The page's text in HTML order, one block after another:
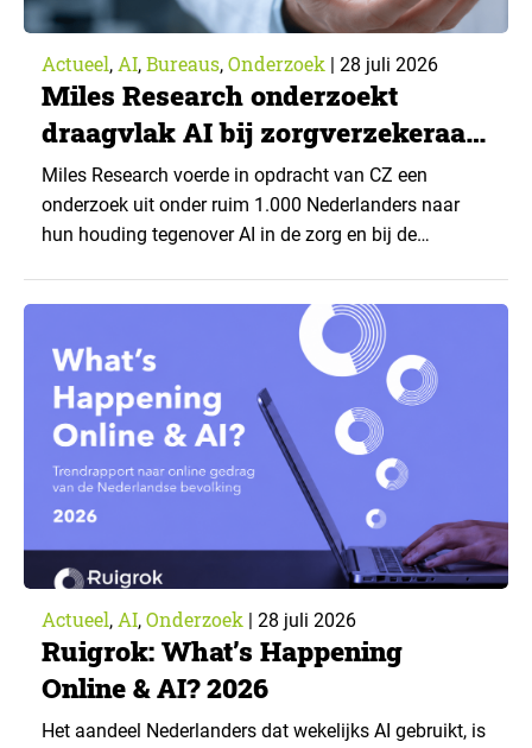
Actueel, AI, Bureaus, Onderzoek | 28 juli 2026
Miles Research onderzoekt
draagvlak AI bij zorgverzekeraar
CZ
Miles Research voerde in opdracht van CZ een
onderzoek uit onder ruim 1.000 Nederlanders naar
hun houding tegenover AI in de zorg en bij de
toepassingen, en waar trekken zij een grens? Dit
artikel is aangeleverd door kennispartner Miles
Research. ▼ De uitkomsten zijn…
Actueel, AI, Onderzoek | 28 juli 2026
Ruigrok: What’s Happening
Online & AI? 2026
Het aandeel Nederlanders dat wekelijks AI gebruikt, is